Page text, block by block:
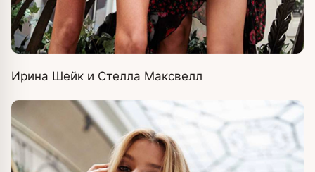
Ирина Шейк и Стелла Максвелл